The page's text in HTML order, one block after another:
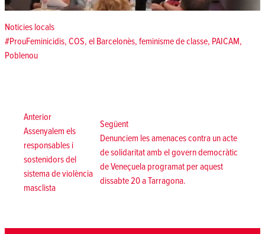
Posted in
Noticies locals
Tags:
#ProuFeminicidis, COS, el Barcelonès, feminisme de classe, PAICAM,
Poblenou
d'entradesAnteriorAnterior:
Assenyalem els
responsables i
sostenidors del
sistema de violència
masclista
SegüentSegüent:
Denunciem les amenaces contra un acte
de solidaritat amb el govern democràtic
de Veneçuela programat per aquest
dissabte 20 a Tarragona.